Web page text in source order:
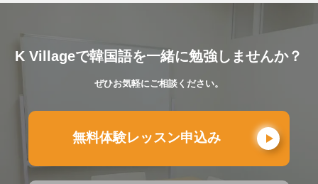
K Villageで韓国語を一緒に勉強しませんか？
ぜひお気軽にご相談ください。
無料体験レッスン申込み